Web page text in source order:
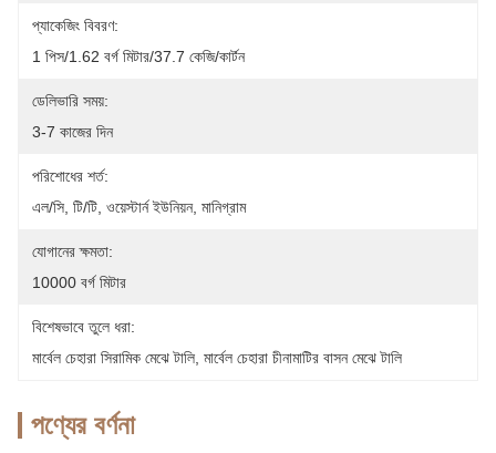
প্যাকেজিং বিবরণ:
1 পিস/1.62 বর্গ মিটার/37.7 কেজি/কার্টন
ডেলিভারি সময়:
3-7 কাজের দিন
পরিশোধের শর্ত:
এল/সি, টি/টি, ওয়েস্টার্ন ইউনিয়ন, মানিগ্রাম
যোগানের ক্ষমতা:
10000 বর্গ মিটার
বিশেষভাবে তুলে ধরা:
মার্বেল চেহারা সিরামিক মেঝে টালি মার্বেল চেহারা চীনামাটির বাসন মেঝে টালি
পণ্যের বর্ণনা